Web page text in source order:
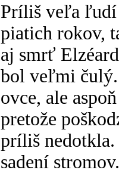
Príliš veľa ľudí
piatich rokov,
aj smrť
bol veľmi
ovce, ale
pretože
príliš
sadení stromov.